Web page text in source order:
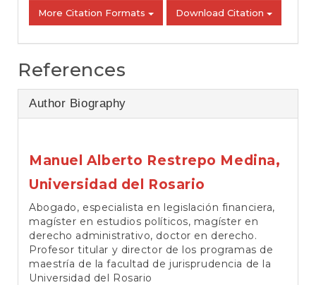
More Citation Formats Download Citation
References
Author Biography
Manuel Alberto Restrepo Medina,
Universidad del Rosario
Abogado, especialista en legislación financiera,
magíster en estudios políticos, magíster en
derecho administrativo, doctor en derecho.
Profesor titular y director de los programas de
maestría de la facultad de jurisprudencia de la
Universidad del Rosario